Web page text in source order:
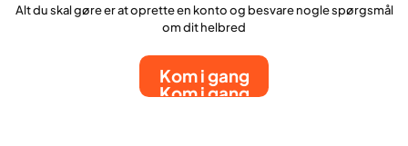
Alt du skal gøre er at oprette en konto og besvare nogle spørgsmål
om dit helbred
Kom i gang
Kom i gang